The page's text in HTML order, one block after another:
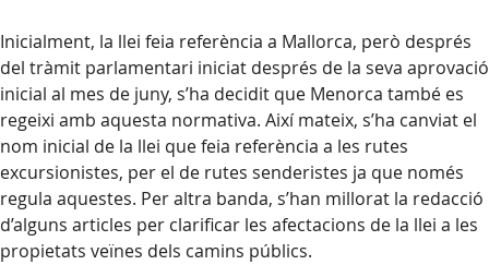
Inicialment, la llei feia referència a Mallorca, però després
del tràmit parlamentari iniciat després de la seva aprovació
inicial al mes de juny, s’ha decidit que Menorca també es
regeixi amb aquesta normativa. Així mateix, s’ha canviat el
nom inicial de la llei que feia referència a les rutes
excursionistes, per el de rutes senderistes ja que només
regula aquestes. Per altra banda, s’han millorat la redacció
d’alguns articles per clarificar les afectacions de la llei a les
propietats veïnes dels camins públics.